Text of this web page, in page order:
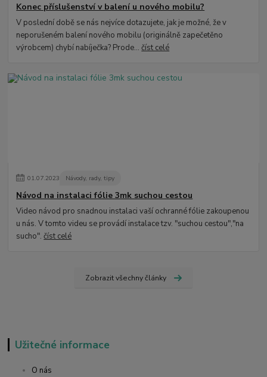
Konec příslušenství v balení u nového mobilu?
V poslední době se nás nejvíce dotazujete, jak je možné, že v
neporušeném balení nového mobilu (originálně zapečetěno
výrobcem) chybí nabíječka? Prode...číst celé
01.07.2023 Návody, rady, tipy
Návod na instalaci fólie 3mk suchou cestou
Video návod pro snadnou instalaci vaší ochranné fólie zakoupenou
u nás. V tomto videu se provádí instalace tzv. "suchou cestou","na
sucho".číst celé
Zobrazit všechny články
Užitečné informace
O nás